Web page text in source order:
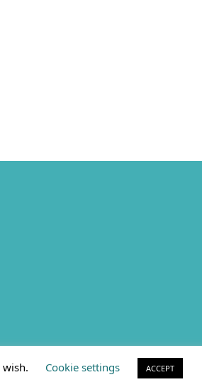
Cookie settings ACCEPT